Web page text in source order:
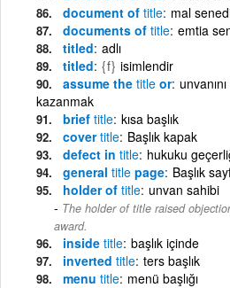
document of title mal
documents of title emtia
titled adlı
titled {f} isimlendir
assume the title or
kazanmak
brief title kısa başlık
covertitle Başlık kapak
defect in title hukuku
general title page Başlık
holder of title unvan sahibi
The holder of title raised
award.
inside title başlık içinde
inverted title ters başlık
menu title menü başlığı